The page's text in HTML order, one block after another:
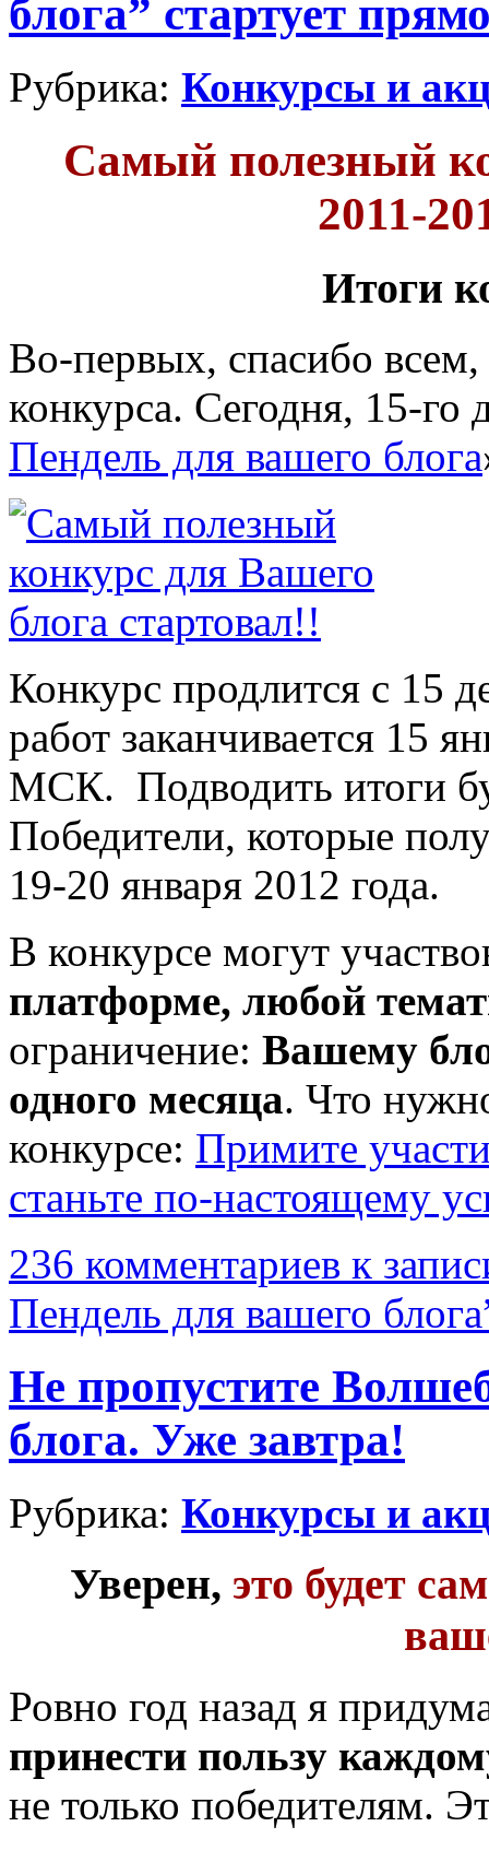
блога” стартует
Рубрика: Конкурсы и
Самый полезный
2011-
Итоги
Во-первых, спасибо всем,
конкурса. Сегодня, 15-го
Пендель для вашего блога
Конкурс продлится с 15
работ заканчивается 15
МСК. Подводить итоги
Победители, которые
19-20 января 2012 года.
В конкурсе могут
платформе, любой
ограничение: Вашему
одного месяца. Что
конкурсе: Примите
станьте по-настоящему
236 комментариев к
Пендель для вашего
Не пропустите
блога. Уже завтра!
Рубрика: Конкурсы и
Уверен, это будет
Ровно год назад я
принести пользу
не только победителям.